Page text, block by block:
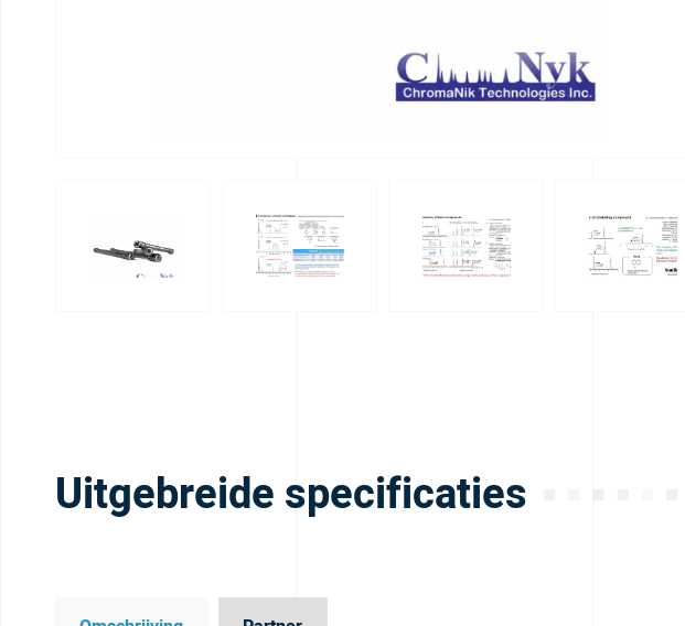
Uitgebreide specificaties